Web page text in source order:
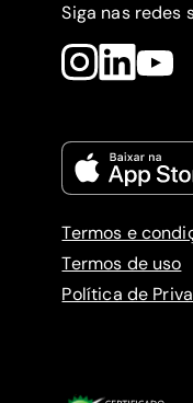
Siga nas redes
Termos e
Termos de uso
Política de